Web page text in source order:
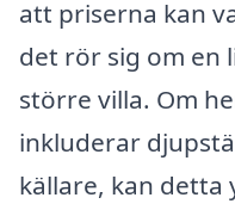
att priserna kan
det rör sig om en
större villa. Om
inkluderar
källare, kan